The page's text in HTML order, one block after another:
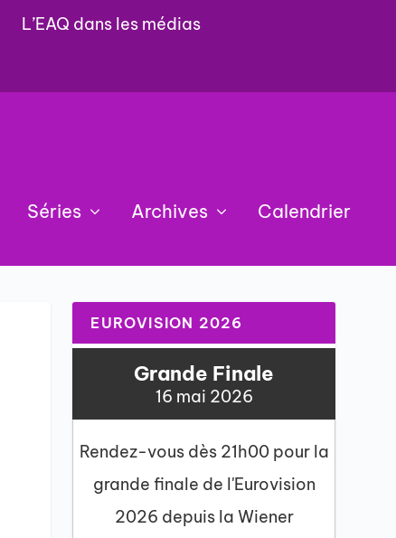
L’EAQ dans les médias
Séries Archives Calendrier
EUROVISION 2026
Grande Finale
16 mai 2026
Rendez-vous dès 21h00 pour la
grande finale de l'Eurovision
2026 depuis la Wiener